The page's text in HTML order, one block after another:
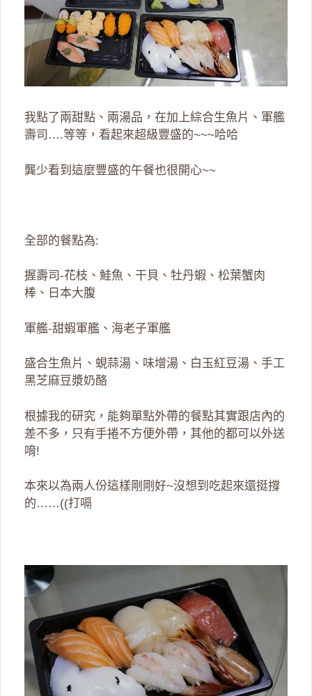
我點了兩甜點、兩湯品，在加上綜合生魚片、軍艦
壽司….等等，看起來超級豐盛的~~~哈哈
龔少看到這麼豐盛的午餐也很開心~~
全部的餐點為:
握壽司-花枝、鮭魚、干貝、牡丹蝦、松葉蟹肉
棒、日本大腹
軍艦-甜蝦軍艦、海老子軍艦
盛合生魚片、蜆蒜湯、味增湯、白玉紅豆湯、手工
黑芝麻豆漿奶酪
根據我的研究，能夠單點外帶的餐點其實跟店內的
差不多，只有手捲不方便外帶，其他的都可以外送
唷!
本來以為兩人份這樣剛剛好~沒想到吃起來還挺撐
的……((打嗝